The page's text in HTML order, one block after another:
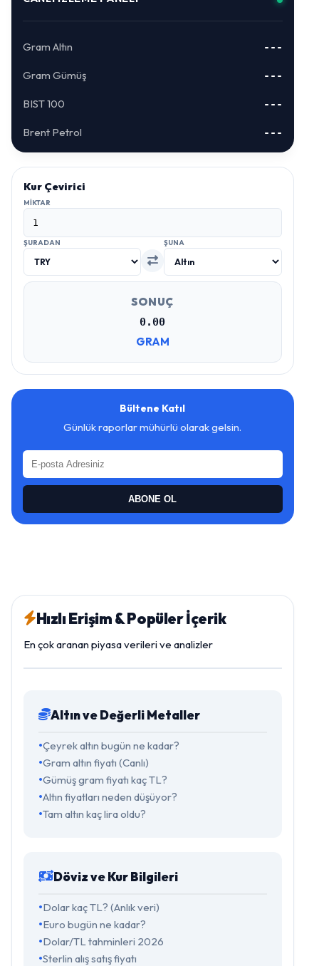
Gram Altın ---
Gram Gümüş ---
BIST 100 ---
Brent Petrol ---
Kur Çevirici
MIKTAR
ŞURADAN ŞUNA
SONUÇ
0.00
GRAM
Bültene Katıl
Günlük raporlar mühürlü olarak gelsin.
ABONE OL
Hızlı Erişim & Popüler İçerik
En çok aranan piyasa verileri ve analizler
Altın ve Değerli Metaller
Çeyrek altın bugün ne kadar?
Gram altın fiyatı (Canlı)
Gümüş gram fiyatı kaç TL?
Altın fiyatları neden düşüyor?
Tam altın kaç lira oldu?
Döviz ve Kur Bilgileri
Dolar kaç TL? (Anlık veri)
Euro bugün ne kadar?
Dolar/TL tahminleri 2026
Sterlin alış satış fiyatı